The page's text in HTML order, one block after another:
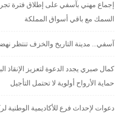
إجماع مهني بآسفي على إطلاق فترة
السمك مع باقي أسواق المملكة
آسفي… مدينة التاريخ والخزف تنتظر
كمال صبري يجدد الدعوة لتعزيز الإنقاذ
حماية الأرواح أولوية لا تحتمل التأجيل
دعوات لإحداث فرع للأكاديمية الوطنية